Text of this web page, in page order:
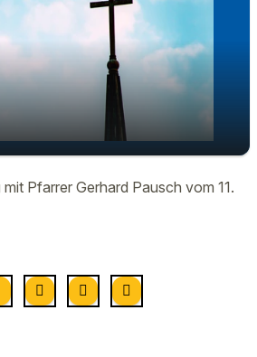
zum Tag mit Pfarrer
vom 11. Februar
Pfarrer Gerhard Pausch vom 11.